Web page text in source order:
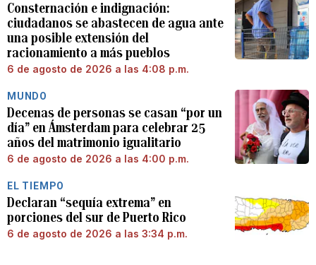
Consternación e indignación:
ciudadanos se abastecen de agua ante
una posible extensión del
racionamiento a más pueblos
6 de agosto de 2026 a las 4:08 p.m.
MUNDO
Decenas de personas se casan “por un
día” en Ámsterdam para celebrar 25
años del matrimonio igualitario
6 de agosto de 2026 a las 4:00 p.m.
EL TIEMPO
Declaran “sequía extrema” en
porciones del sur de Puerto Rico
6 de agosto de 2026 a las 3:34 p.m.